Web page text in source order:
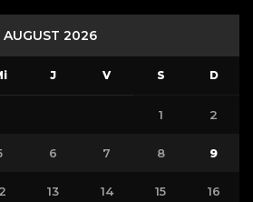
AUGUST 2026
J V S D
1 2
6 7 8 9
13 14 15 16